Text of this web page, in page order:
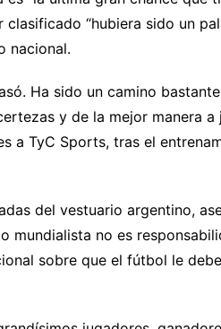
“hubiera sido un
nacional.
Ha sido un camino
y de la mejor manera a
a TyC Sports, tras el
del vestuario argentino,
mundialista no es
sobre que el fútbol le debe